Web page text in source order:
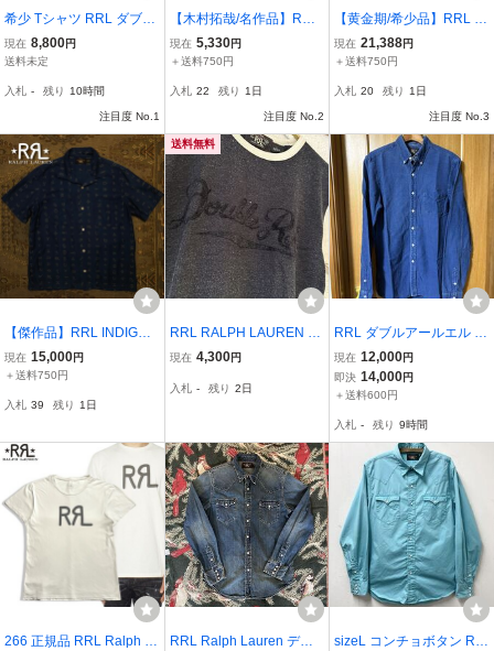
希少 Tシャツ RRL ダブル
アールエル プリントタ
グ・ステンシルロゴ Tシ
現在 8,800円
送料未定
入札 - 残り 10時間
注目度 No.1
【木村拓哉/名作品】RRL
HENLEYNECK THERMA
L SHIRT【XL】ヘンリー
黒 ブラック スミクロ キ
ムタク着用 RALPH LAUR
EN
現在 5,330円
＋送料750円
入札 22 残り 1日
注目度 No.2
【黄金期/希少品】RRL R
AYON HAWAIIAN SHIRT
【M】レーヨン ハワイア
ト21 アロハ オープンカラ
ー 総柄 RALPH LAUREN
現在 21,388円
＋送料750円
入札 20 残り 1日
注目度 No.3
【傑作品】RRL INDIGO
SATTEN CAMP SHIRT
【L】インディゴ サテン
藍染 ウォバッシュ オープ
N
現在 15,000円
＋送料750円
入札 39 残り 1日
送料無料
RRL RALPH LAUREN ダ
ブルアールエル リンガー
現在 4,300円
入札 - 残り 2日
RRL ダブルアールエル B.
D.シャツ インディゴ size
M
現在 12,000円
即決 14,000円
＋送料600円
入札 - 残り 9時間
266 正規品 RRL Ralph L
RRL Ralph Lauren デニ
sizeL コンチョボタン RR